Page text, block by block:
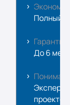
Полный
До 6
проектов